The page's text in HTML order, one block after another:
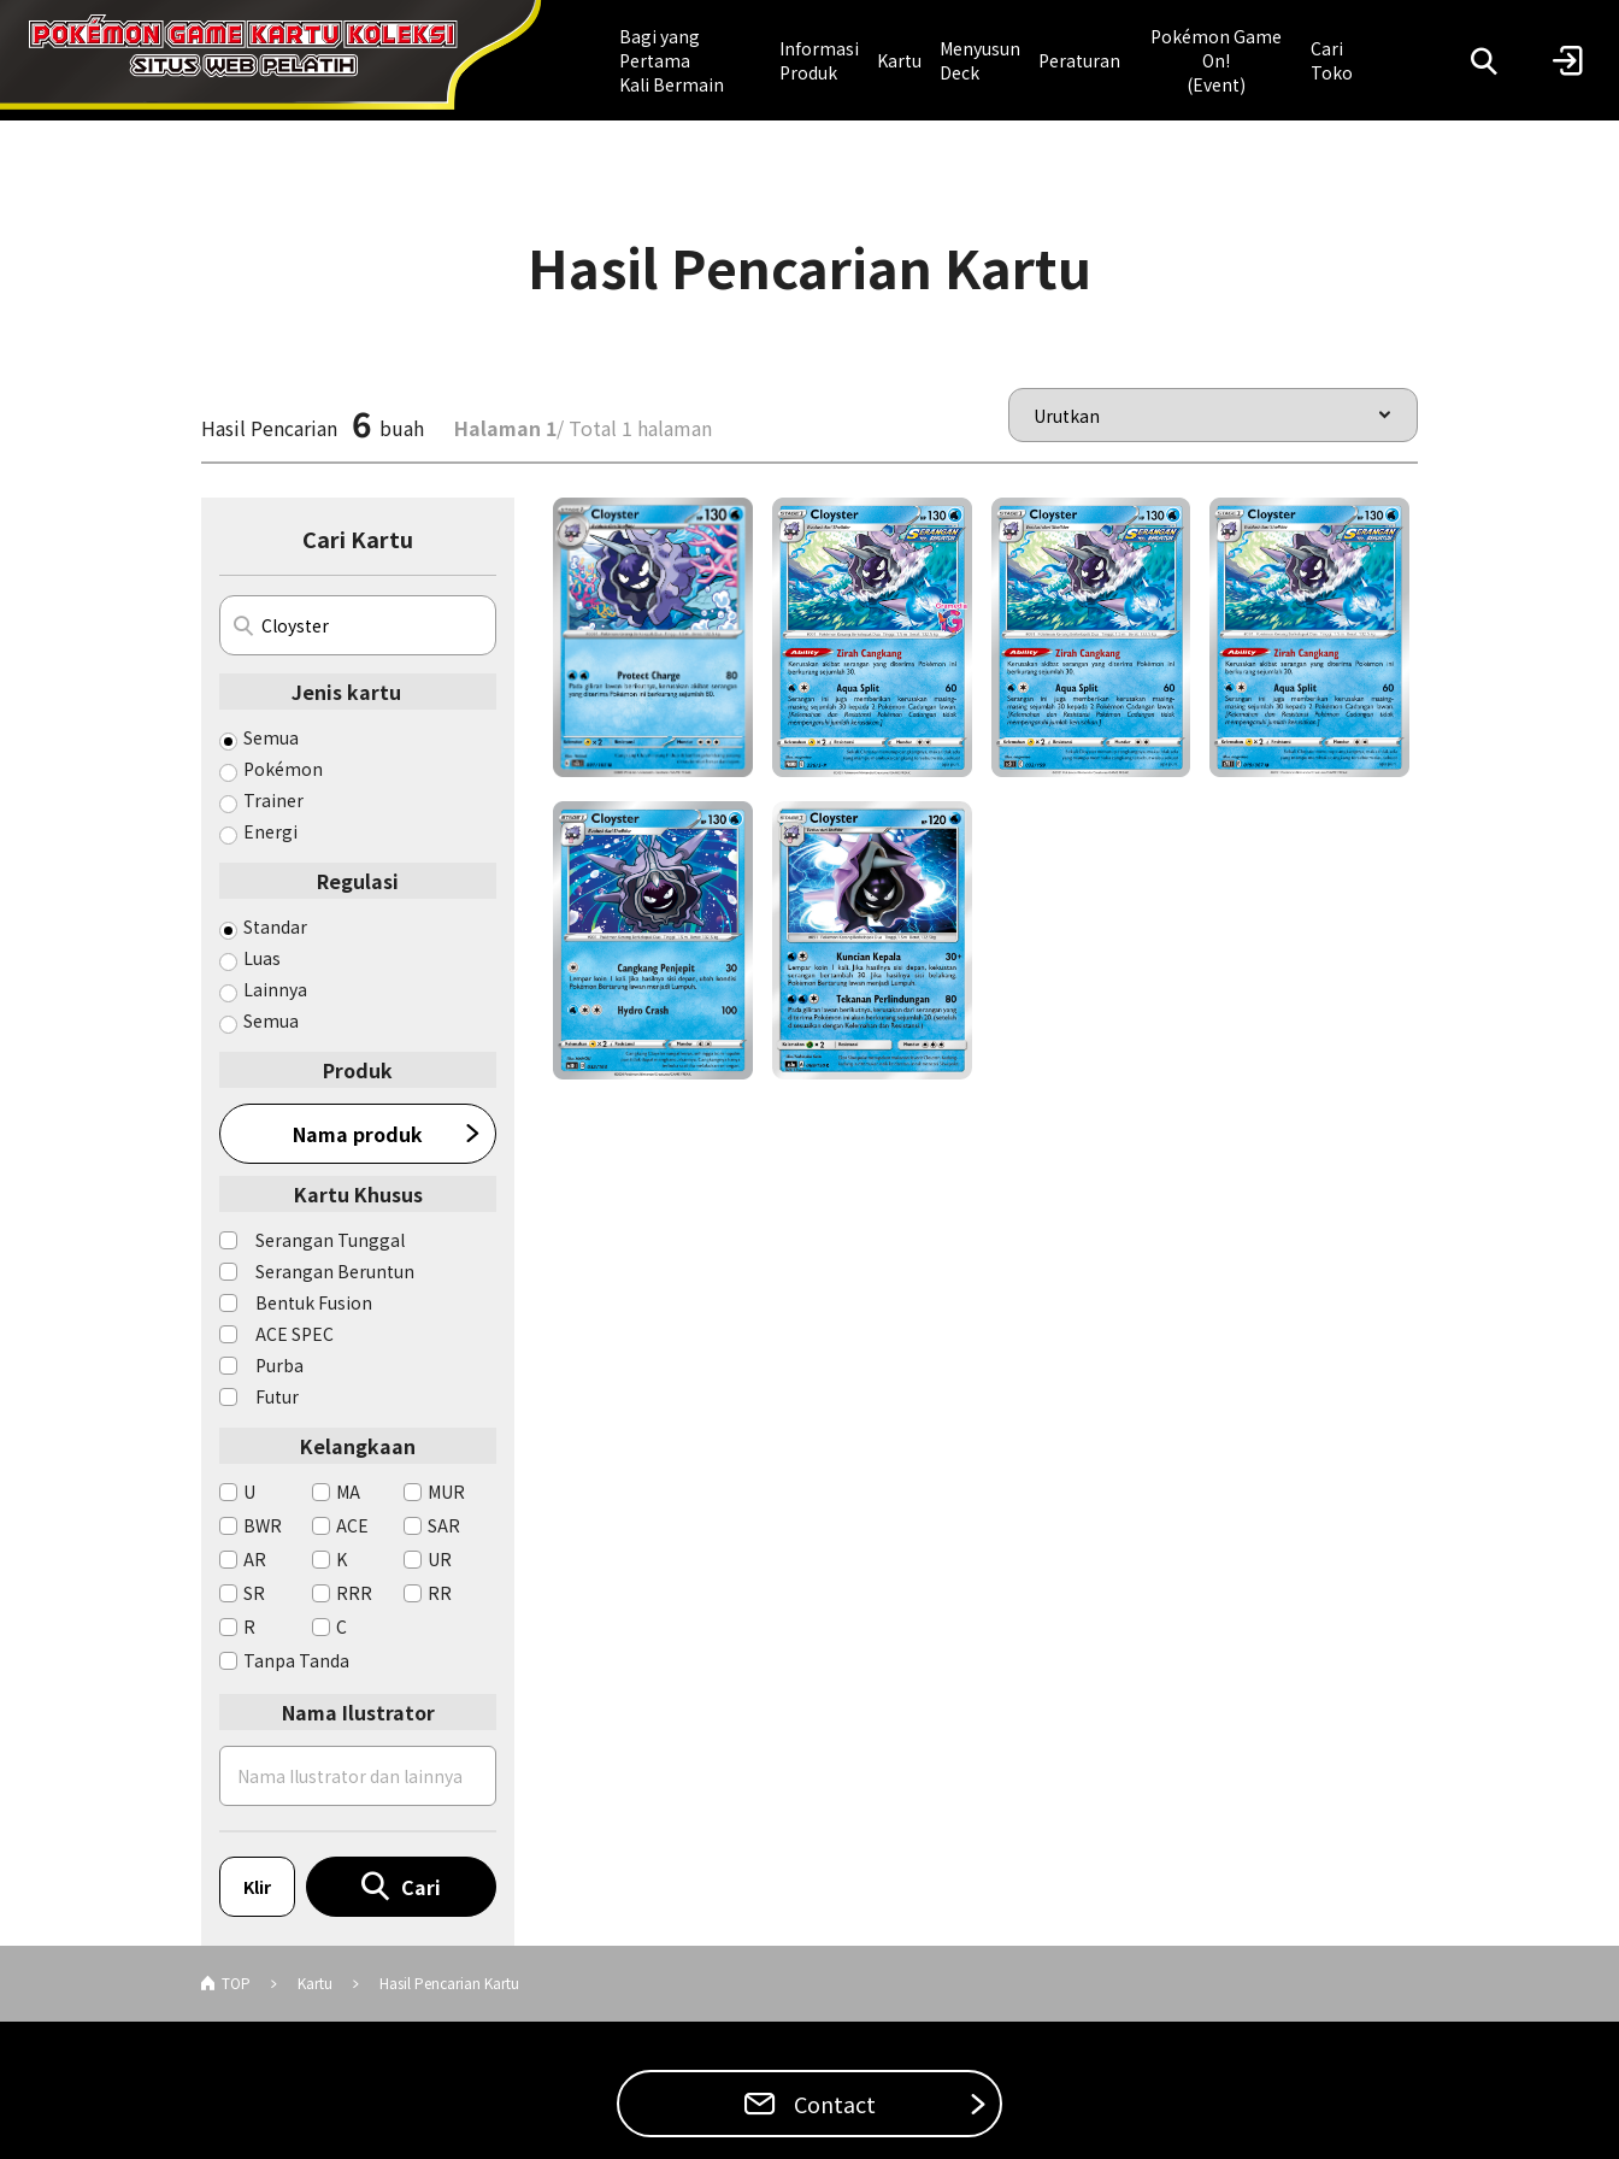
Bagi yang
Pertama
Kali Bermain
Informasi
Produk
Kartu
Menyusun
Deck
Peraturan
Pokémon Game
On!
(Event)
Cari
Toko
Hasil Pencarian Kartu
Hasil Pencarian 6 buah Halaman 1/ Total 1 halaman
Cari Kartu
Jenis kartu
Semua
Pokémon
Trainer
Energi
Regulasi
Standar
Luas
Lainnya
Semua
Produk
Nama produk
Kartu Khusus
Serangan Tunggal
Serangan Beruntun
Bentuk Fusion
ACE SPEC
Purba
Futur
Kelangkaan
U MA
MUR
BWR
ACE
SAR
AR
K
UR
SR
RRR
RR
R
C
Tanpa Tanda
Nama Ilustrator
Klir Cari
TOP Kartu Hasil Pencarian Kartu
Contact